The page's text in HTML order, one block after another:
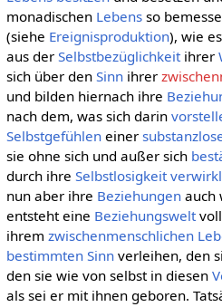
monadischen Lebensso
(siehe Ereignisproduktion), wie
aus der Selbstbezüglichkeitihrer
sich über den Sinnihrer
und bilden hiernach ihre
nach dem, was sich darin
Selbstgefühleneiner
sie ohne sich und außer sich
durch ihre Selbstlosigkeit
nun aber ihre Beziehungenauch
entsteht eine Beziehungswelt
ihrem zwischenmenschlichen
bestimmten Sinnverleihen, den
den sie wie von selbst in diesen
als sei er mit ihnen geboren.